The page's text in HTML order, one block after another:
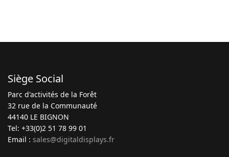
Siège Social
Parc d'activités de la Forêt
32 rue de la Communauté
44140 LE BIGNON
Tel: +33(0)2 51 78 99 01
Email : sales@digitaldisplays.fr